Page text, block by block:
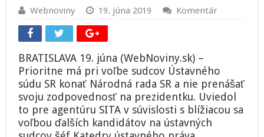
Webnoviny 19. júna 2019 Komentár
BRATISLAVA 19. júna (WebNoviny.sk) –
Prioritne má pri voľbe sudcov Ústavného
súdu SR konať Národná rada SR a nie prenášať
svoju zodpovednosť na prezidentku. Uviedol
to pre agentúru SITA v súvislosti s blížiacou sa
voľbou ďalších kandidátov na ústavných